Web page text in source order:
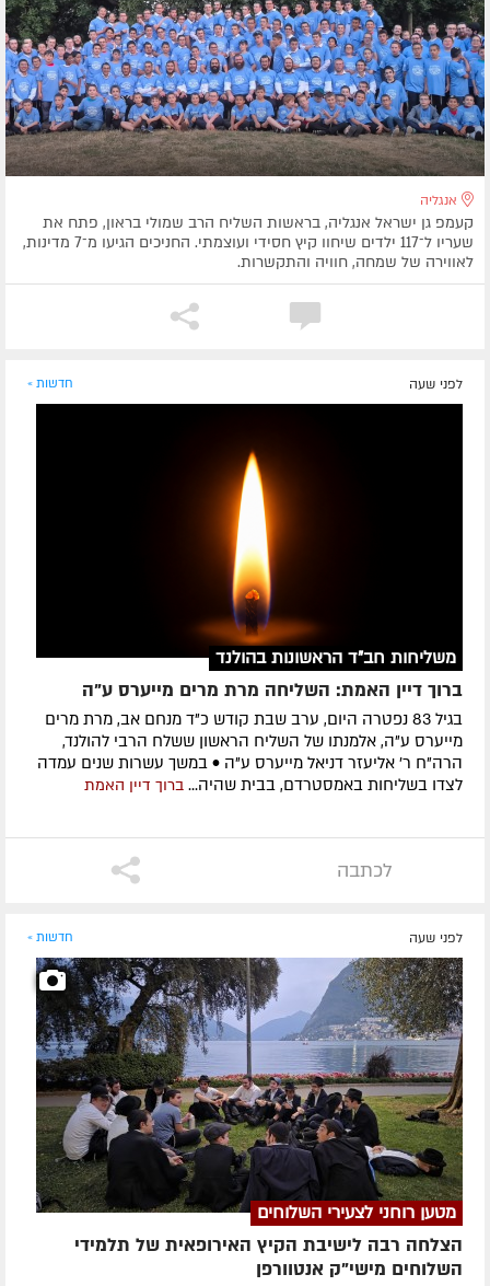
אנגליה
קעמפ גן ישראל אנגליה, בראשות השליח הרב שמולי בראון, פתח את
שעריו ל־117 ילדים שיחוו קיץ חסידי ועוצמתי. החניכים הגיעו מ־7 מדינות,
לאווירה של שמחה, חוויה והתקשרות.
לפני שעה חדשות »
משליחות חב"ד הראשונות בהולנד
ברוך דיין האמת: השליחה מרת מרים מייערס ע"ה
בגיל 83 נפטרה היום, ערב שבת קודש כ"ד מנחם אב, מרת מרים
מייערס ע"ה, אלמנתו של השליח הראשון ששלח הרבי להולנד,
הרה"ח ר' אליעזר דניאל מייערס ע"ה • במשך עשרות שנים עמדה
לצדו בשליחות באמסטרדם, בבית שהיה... ברוך דיין האמת
לכתבה
לפני שעה חדשות »
מטען רוחני לצעירי השלוחים
הצלחה רבה לישיבת הקיץ האירופאית של תלמידי
השלוחים מישי"ק אנטוורפן